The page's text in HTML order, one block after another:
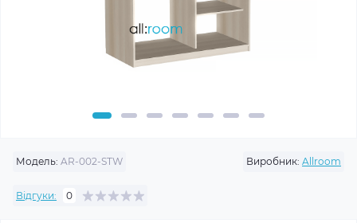
Модель: AR-002-STW Виробник: Allroom
Відгуки: 0